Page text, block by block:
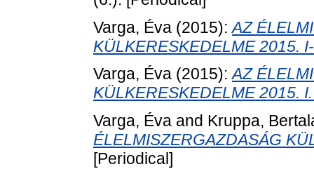
Varga, Éva (2015):AZ
KÜLKERESKEDELME 2015.
Varga, Éva (2015):AZ
KÜLKERESKEDELME 2015.
Varga, Éva and Kruppa,
ÉLELMISZERGAZDASÁG
[Periodical]